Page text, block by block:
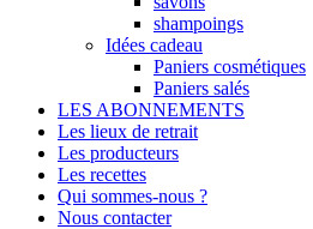
shampoings
Idées cadeau
Paniers cosmétiques
Paniers salés
LES ABONNEMENTS
Les lieux de retrait
Les producteurs
Les recettes
Qui sommes-nous ?
Nous contacter